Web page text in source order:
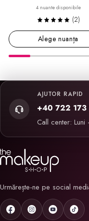
4 nuante disponibile
(2)
Alege nuanța
AJUTOR RAPID
+40 722 173
Call center:
Urmărește-ne pe social